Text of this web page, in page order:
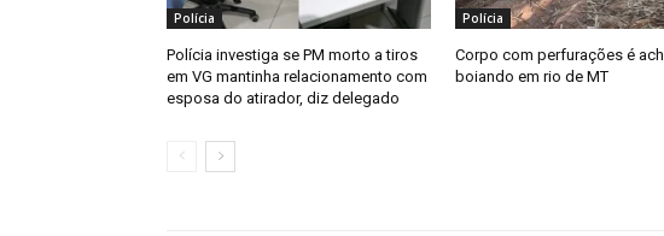
Polícia
Polícia investiga se PM morto a tiros
em VG mantinha relacionamento com
esposa do atirador, diz delegado
Polícia
Corpo com perfurações é
boiando em rio de MT